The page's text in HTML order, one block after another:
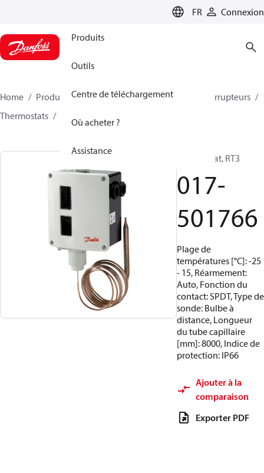
FR Connexion
Produits
Outils
Centre de téléchargement
Où acheter ?
Assistance
Home Produits Climate Solutions - cooling
Interrupteurs
Thermostats
Thermostat, RT3
017-
501766
Plage de
températures [°C]: -25
- 15, Réarmement:
Auto, Fonction du
contact: SPDT, Type de
sonde: Bulbe à
distance, Longueur
du tube capillaire
[mm]: 8000, Indice de
protection: IP66
Ajouter à la
comparaison
Exporter PDF